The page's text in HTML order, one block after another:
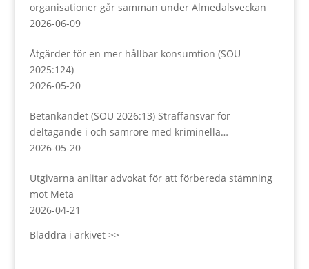
organisationer går samman under Almedalsveckan
2026-06-09
Åtgärder för en mer hållbar konsumtion (SOU
2025:124)
2026-05-20
Betänkandet (SOU 2026:13) Straffansvar för
deltagande i och samröre med kriminella
sammanslutningar
2026-05-20
Utgivarna anlitar advokat för att förbereda stämning
mot Meta
2026-04-21
Bläddra i arkivet >>